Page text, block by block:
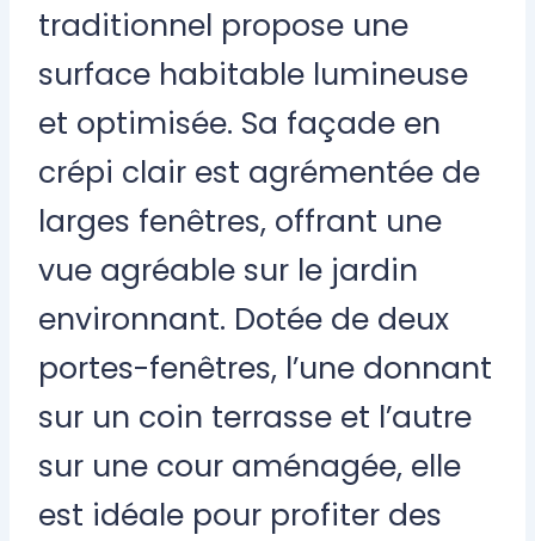
traditionnel propose une
surface habitable lumineuse
et optimisée. Sa façade en
crépi clair est agrémentée de
larges fenêtres, offrant une
vue agréable sur le jardin
environnant. Dotée de deux
portes-fenêtres, l’une donnant
sur un coin terrasse et l’autre
sur une cour aménagée, elle
est idéale pour profiter des